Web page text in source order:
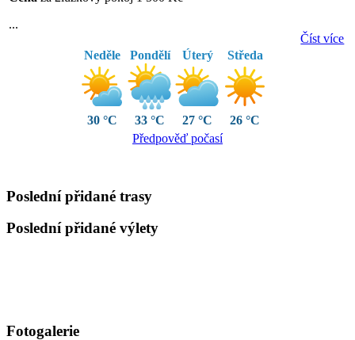
...
Číst více
Neděle
30 °C
Pondělí
33 °C
Úterý
27 °C
Středa
26 °C
Předpověď počasí
Poslední přidané trasy
Poslední přidané výlety
Fotogalerie